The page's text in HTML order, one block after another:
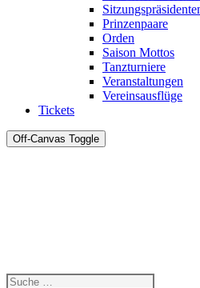
Prinzenpaare
Orden
Saison Mottos
Tanzturniere
Veranstaltungen
Vereinsausflüge
Tickets
Off-Canvas Toggle